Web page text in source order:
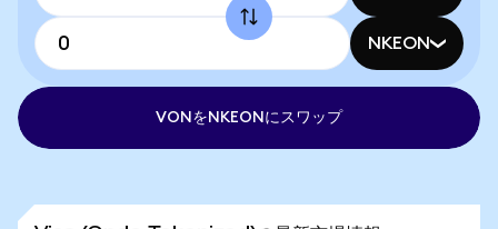
NKEON
VONをNKEONにスワップ